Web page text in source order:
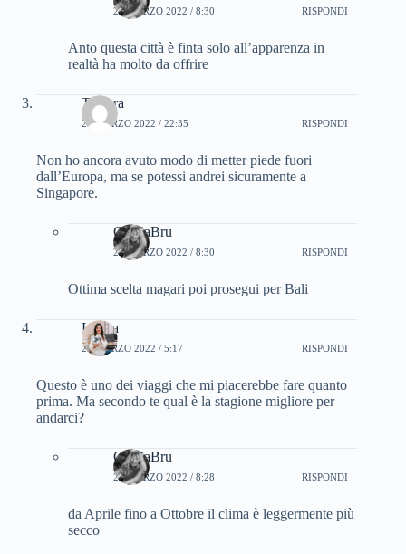
23 MARZO 2022 / 8:30 RISPONDI
Anto questa città è finta solo all’apparenza in
realtà ha molto da offrire
Tamara
22 MARZO 2022 / 22:35 RISPONDI
Non ho ancora avuto modo di metter piede fuori
dall’Europa, ma se potessi andrei sicuramente a
Singapore.
CinziaBru
23 MARZO 2022 / 8:30 RISPONDI
Ottima scelta magari poi prosegui per Bali
Libera
23 MARZO 2022 / 5:17 RISPONDI
Questo è uno dei viaggi che mi piacerebbe fare quanto
prima. Ma secondo te qual è la stagione migliore per
andarci?
CinziaBru
23 MARZO 2022 / 8:28 RISPONDI
da Aprile fino a Ottobre il clima è leggermente più
secco